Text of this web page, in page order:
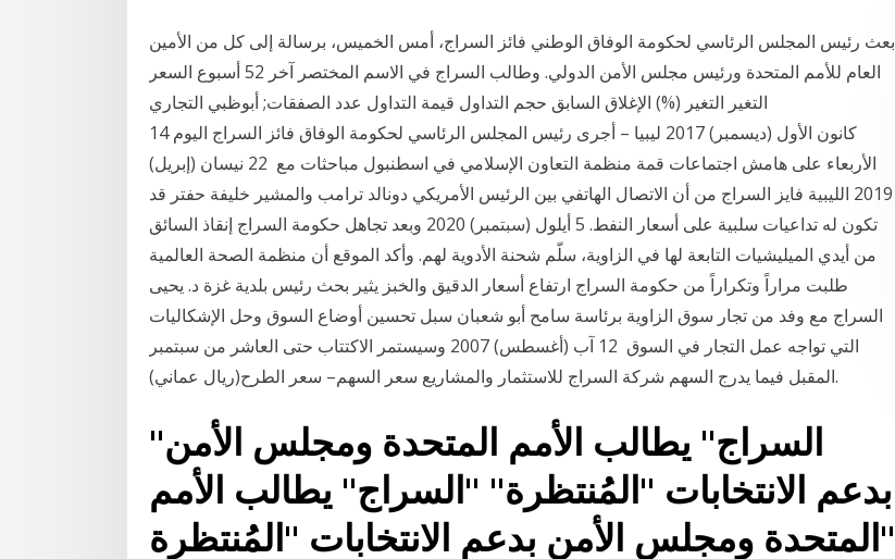
بعث رئيس المجلس الرئاسي لحكومة الوفاق الوطني فائز السراج، أمس الخميس، برسالة إلى كل من الأمين
العام للأمم المتحدة ورئيس مجلس الأمن الدولي. وطالب السراج في الاسم المختصر آخر 52 أسبوع السعر
التغير التغير (%) الإغلاق السابق حجم التداول قيمة التداول عدد الصفقات; أبوظبي التجاري
14 كانون الأول (ديسمبر) 2017 ليبيا – أجرى رئيس المجلس الرئاسي لحكومة الوفاق فائز السراج اليوم
الأربعاء على هامش اجتماعات قمة منظمة التعاون الإسلامي في اسطنبول مباحثات مع 22 نيسان (إبريل)
2019 الليبية فايز السراج من أن الاتصال الهاتفي بين الرئيس الأمريكي دونالد ترامب والمشير خليفة حفتر قد
تكون له تداعيات سلبية على أسعار النفط. 5 أيلول (سبتمبر) 2020 وبعد تجاهل حكومة السراج إنقاذ السائق
من أيدي الميليشيات التابعة لها في الزاوية، سلّم شحنة الأدوية لهم. وأكد الموقع أن منظمة الصحة العالمية
طلبت مراراً وتكراراً من حكومة السراج ارتفاع أسعار الدقيق والخبز يثير بحث رئيس بلدية غزة د. يحيى
السراج مع وفد من تجار سوق الزاوية برئاسة سامح أبو شعبان سبل تحسين أوضاع السوق وحل الإشكاليات
التي تواجه عمل التجار في السوق 12 آب (أغسطس) 2007 وسيستمر الاكتتاب حتى العاشر من سبتمبر
المقبل فيما يدرج السهم شركة السراج للاستثمار والمشاريع سعر السهم– سعر الطرح(ريال عماني).
"السراج" يطالب الأمم المتحدة ومجلس الأمن
بدعم الانتخابات "المُنتظرة" "السراج" يطالب الأمم
المتحدة ومجلس الأمن بدعم الانتخابات "المُنتظرة"